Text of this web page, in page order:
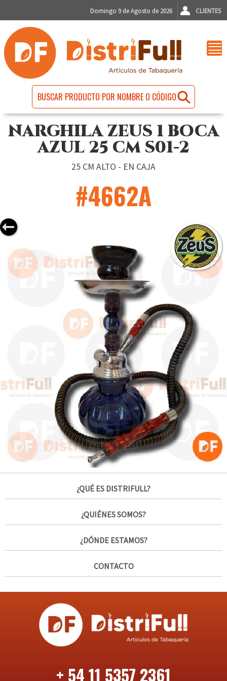
Domingo 9 de Agosto de 2026 CLIENTES
NARGHILA ZEUS 1 BOCA
AZUL 25 CM S01-2
25 CM ALTO - EN CAJA
#4662A
¿QUÉ ES DISTRIFULL?
¿QUIÉNES SOMOS?
¿DÓNDE ESTAMOS?
CONTACTO
+ 54 11 5357 2361